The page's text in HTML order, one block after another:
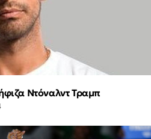
Ντόναλντ Τραμπ